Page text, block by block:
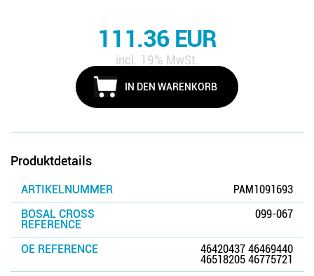
111.36 EUR
incl. 19% MwSt.
IN DEN WARENKORB
Produktdetails
ARTIKELNUMMER
PAM1091693
BOSAL CROSS
REFERENCE
099-067
OE REFERENCE 46420437 46469440
46518205 46775721